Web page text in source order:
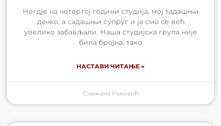
Негдје на четвртој години студија, мој тадашњи
дечко, а садашњи супруг и ја смо се већ
увелико забављали. Наша студијска група није
била бројна, тако
НАСТАВИ ЧИТАЊЕ »
Снежана Раковић